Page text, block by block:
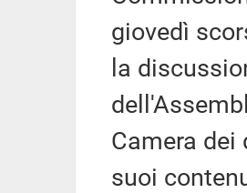
giovedì
la
Camera dei
suoi